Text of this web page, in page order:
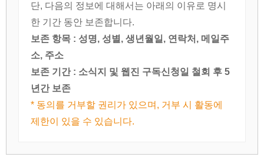
단, 다음의 정보에 대해서는 아래의 이유로 명시
한 기간 동안 보존합니다.
보존 항목 : 성명, 성별, 생년월일, 연락처, 메일주
소, 주소
보존 기간 : 소식지 및 웹진 구독신청일 철회 후 5
년간 보존
* 동의를 거부할 권리가 있으며, 거부 시 활동에
제한이 있을 수 있습니다.